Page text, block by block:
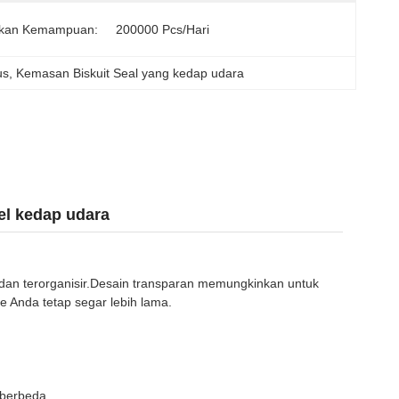
Kemampuan: 200000 Pcs/hari
Kemasan Biskuit Seal yang kedap udara
kedap udara
terorganisir.Desain transparan memungkinkan untuk
Anda tetap segar lebih lama.